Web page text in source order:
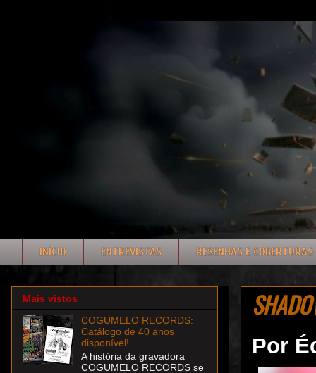
INÍCIO ENTREVISTAS RESENHAS E COBERTURAS
Por
Mais vistos
COGUMELO RECORDS:
Catálogo de 40 anos
disponível!
A história da gravadora
COGUMELO RECORDS se